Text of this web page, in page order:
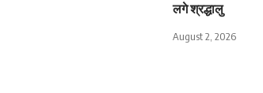
लगे श्रद्धालु
August 2, 2026